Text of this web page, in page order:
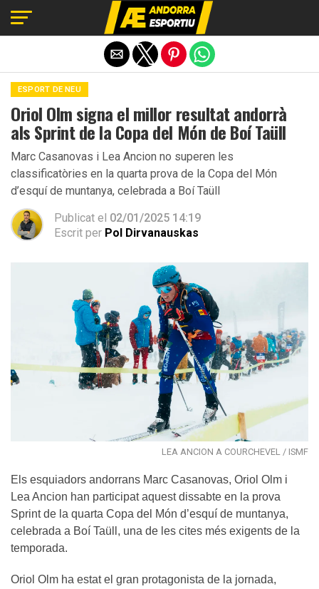
ESPORT DE NEU
Oriol Olm signa el millor resultat andorrà
als Sprint de la Copa del Món de Boí Taüll
Marc Casanovas i Lea Ancion no superen les
classificatòries en la quarta prova de la Copa del Món
d’esquí de muntanya, celebrada a Boí Taüll
Publicat el 02/01/2025 14:19
Escrit per Pol Dirvanauskas
LEA ANCION A COURCHEVEL / ISMF
Els esquiadors andorrans Marc Casanovas, Oriol Olm i
Lea Ancion han participat aquest dissabte en la prova
Sprint de la quarta Copa del Món d’esquí de muntanya,
celebrada a Boí Taüll, una de les cites més exigents de la
temporada.
Oriol Olm ha estat el gran protagonista de la jornada,
Exit mobile version